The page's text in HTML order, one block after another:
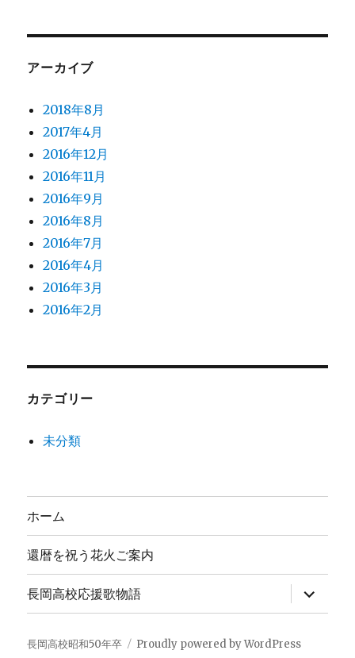
アーカイブ
2018年8月
2017年4月
2016年12月
2016年11月
2016年9月
2016年8月
2016年7月
2016年4月
2016年3月
2016年2月
カテゴリー
未分類
ホーム
還暦を祝う花火ご案内
長岡高校応援歌物語
ブ
メ
ュ
長岡高校昭和50年卒 Proudly powered by WordPress